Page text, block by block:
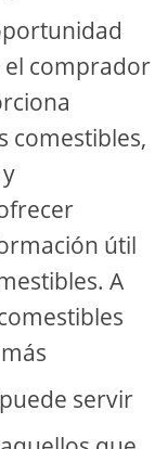
el comprador
comestibles,
útil
A
puede servir